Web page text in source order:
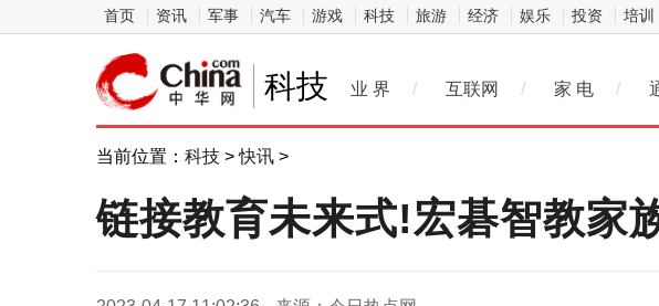
首页 资讯 军事 汽车 游戏 科技 旅游 经济 娱乐 投资 培训
科技 业 界 / 互联网 / 家 电 /
当前位置： 科技 >快讯 >
链接教育未来式!宏碁智教家